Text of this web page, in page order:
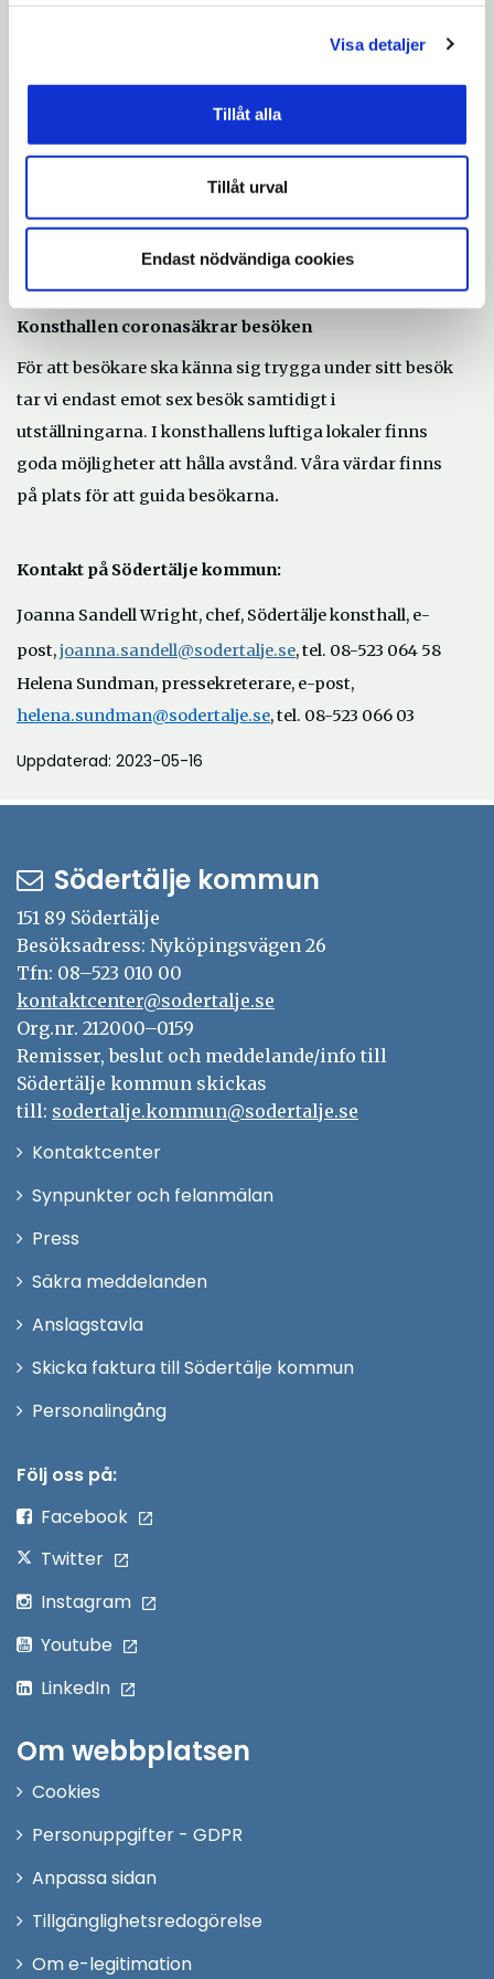
Visa detaljer
Tillåt alla
Tillåt urval
Endast nödvändiga cookies
sammankomster, avbildad som en förening av olika
hopflätade strukturer.
de två verken visas under perioden 20 maj–22 maj, kl
Konsthallen coronasäkrar besöken
För att besökare ska känna sig trygga under sitt besök
tar vi endast emot sex besök samtidigt i
utställningarna. I konsthallens luftiga lokaler finns
goda möjligheter att hålla avstånd. Våra värdar finns
på plats för att guida besökarna.
Kontakt på Södertälje kommun:
Joanna Sandell Wright, chef, Södertälje konsthall, e-
post,joanna.sandell@sodertalje.seÖppna
i
nytt
, tel. 08-523 064 58
Helena Sundman, pressekreterare, e-post,
helena.sundman@sodertalje.se, tel. 08-523 066 03
Uppdaterad: 2023-05-16
Södertälje kommun
151 89 Södertälje
Besöksadress: Nyköpingsvägen 26
Tfn: 08–523 010 00
kontaktcenter@sodertalje.se
Org.nr. 212000–0159
Remisser, beslut och meddelande/info till
Södertälje kommun skickas
till: sodertalje.kommun@sodertalje.se
KontaktcenterÖppna
Synpunkter och felanmälan
Press
fönster
Säkra meddelanden
Anslagstavla
Skicka faktura till Södertälje kommun
PersonalingångÖppna
Följ oss på:
Facebook
Twitter
Instagram
Youtube
LinkedIn
Om webbplatsen
Cookies
Personuppgifter - GDPR
Anpassa sidan
Tillgänglighetsredogörelse
Om e-legitimation